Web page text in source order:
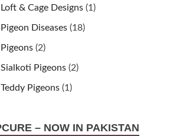
Loft & Cage Designs (1)
Pigeon Diseases (18)
Pigeons (2)
Sialkoti Pigeons (2)
Teddy Pigeons (1)
– NOW IN PAKISTAN